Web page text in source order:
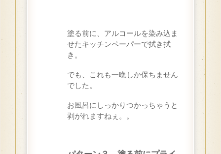
塗る前に、アルコールを染み込ま
せたキッチンペーパーで拭き拭
き。
でも、これも一晩しか保ちません
でした。
お風呂にしっかりつかっちゃうと
剥がれますねぇ。。